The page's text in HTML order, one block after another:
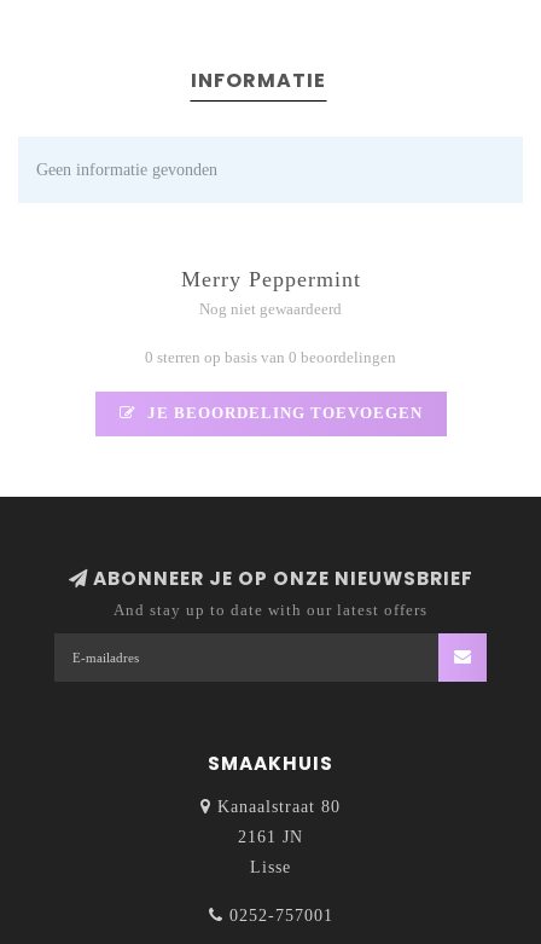
INFORMATIE
Geen informatie gevonden
Merry Peppermint
Nog niet gewaardeerd
0 sterren op basis van 0 beoordelingen
JE BEOORDELING TOEVOEGEN
ABONNEER JE OP ONZE NIEUWSBRIEF
And stay up to date with our latest offers
SMAAKHUIS
Kanaalstraat 80
2161 JN
Lisse
0252-757001